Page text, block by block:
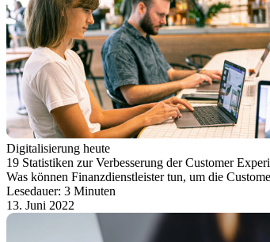
Digitalisierung heute
19 Statistiken zur Verbesserung der Customer
Was können Finanzdienstleister tun, um die
Lesedauer: 3 Minuten
13. Juni 2022